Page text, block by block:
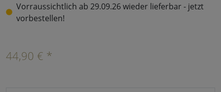
Vorraussichtlich ab 29.09.26 wieder lieferbar - jetzt
vorbestellen!
44,90 € *